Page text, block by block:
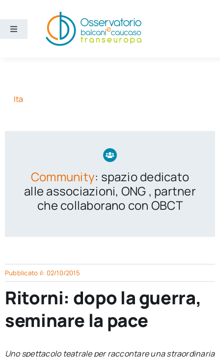
contenuto
Toggle
Chi siamo
Ita
Community: spazio dedicato
alle associazioni, ONG , partner
che collaborano con OBCT
Pubblicato il: 02/10/2015
Ritorni: dopo la guerra,
seminare la pace
Uno spettacolo teatrale per raccontare una straordinaria